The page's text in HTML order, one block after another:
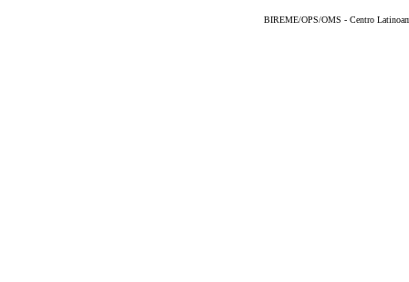
BIREME/OPS/OMS - Centro